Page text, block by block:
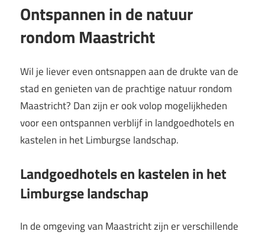
Ontspannen in de natuur
rondom Maastricht
Wil je liever even ontsnappen aan de drukte van de
stad en genieten van de prachtige natuur rondom
Maastricht? Dan zijn er ook volop mogelijkheden
voor een ontspannen verblijf in landgoedhotels en
kastelen in het Limburgse landschap.
Landgoedhotels en kastelen in het
Limburgse landschap
In de omgeving van Maastricht zijn er verschillende